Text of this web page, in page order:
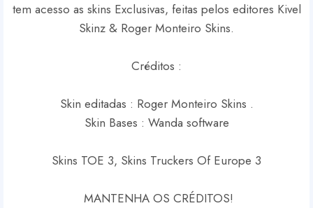
tem acesso as skins Exclusivas, feitas pelos editores Kivel
Skinz & Roger Monteiro Skins.
Créditos :
Skin editadas : Roger Monteiro Skins .
Skin Bases : Wanda software
Skins TOE 3, Skins Truckers Of Europe 3
MANTENHA OS CRÉDITOS!